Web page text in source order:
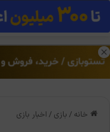
منو
خانه / بازی / اخبار بازی